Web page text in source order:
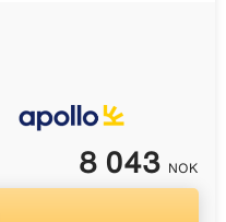
8 043 NOK